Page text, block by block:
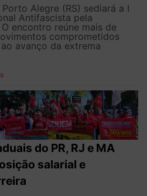
Alegre (RS) sediará a I
Antifascista pela
encontro reúne mais de
comprometidos
avanço da extrema
do PR, RJ e MA
salarial e